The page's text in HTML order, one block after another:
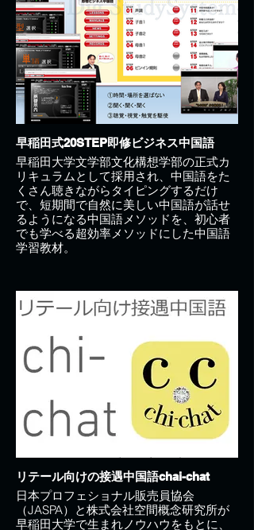
早稲田式20STEP即修ビジネス中国語
早稲田大学文学部文化構想学部の正式カ
リキュラムとして採用され、中国語をた
くさん聴きながらタイピングするだけ
で、短期間で自然に美しい中国語が話せ
るようになる中国語メソッドを、初心者
でも学べる超効率メソッドにした中国語
学習教材。
リテール向けの接遇中国語chai-chat
日本プロフェショナル販売員協会
（JASPA）と株式会社空間概念研究所が
早稲田大学で生まれノウハウをもとに、